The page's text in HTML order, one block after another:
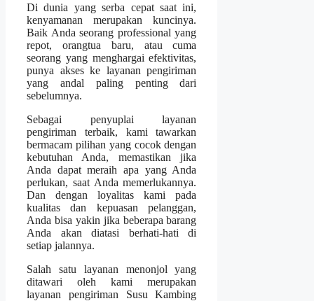
Di dunia yang serba cepat saat ini,
kenyamanan merupakan kuncinya.
Baik Anda seorang professional yang
repot, orangtua baru, atau cuma
seorang yang menghargai efektivitas,
punya akses ke layanan pengiriman
yang andal paling penting dari
sebelumnya.
Sebagai penyuplai layanan
pengiriman terbaik, kami tawarkan
bermacam pilihan yang cocok dengan
kebutuhan Anda, memastikan jika
Anda dapat meraih apa yang Anda
perlukan, saat Anda memerlukannya.
Dan dengan loyalitas kami pada
kualitas dan kepuasan pelanggan,
Anda bisa yakin jika beberapa barang
Anda akan diatasi berhati-hati di
setiap jalannya.
Salah satu layanan menonjol yang
ditawari oleh kami merupakan
layanan pengiriman Susu Kambing